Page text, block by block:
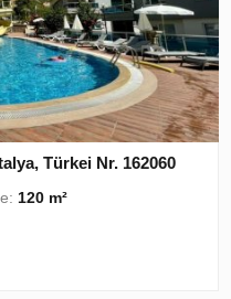
Türkei Nr. 162060
120 m²